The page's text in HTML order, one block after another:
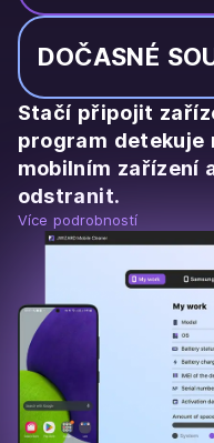
DOČASNÉ
Stačí připojit
program detekuje
mobilním zařízení
odstranit.
Více podrobností